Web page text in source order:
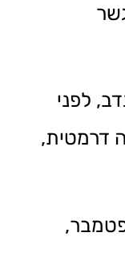
לפני
דרמטית,